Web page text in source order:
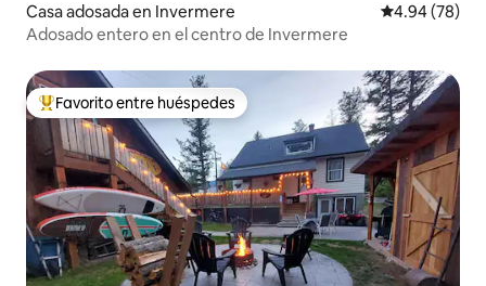
Casa adosada en Invermere Calificación
4.94 (78)
Adosado entero en el centro de Invermere
Favorito entre huéspedes preferido
Favorito entre huéspedes